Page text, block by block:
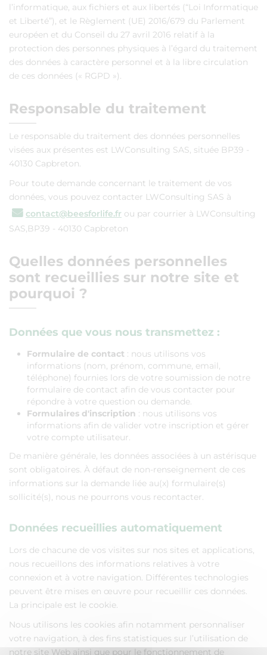
l’informatique, aux fichiers et aux libertés (“Loi Informatique
et Liberté”), et le Règlement (UE) 2016/679 du Parlement
européen et du Conseil du 27 avril 2016 relatif à la
protection des personnes physiques à l’égard du traitement
des données à caractère personnel et à la libre circulation
de ces données (« RGPD »).
Responsable du traitement
Le responsable du traitement des données personnelles
visées aux présentes est LWConsulting SAS, située BP39 -
40130 Capbreton.
Pour toute demande concernant le traitement de vos
données, vous pouvez contacter LWConsulting SAS à
contact@beesforlife.fr ou par courrier à LWConsulting
SAS,BP39 - 40130 Capbreton
Quelles données personnelles
sont recueillies sur notre site et
pourquoi ?
Données que vous nous transmettez :
Formulaire de contact : nous utilisons vos
informations (nom, prénom, commune, email,
téléphone) fournies lors de votre soumission de notre
formulaire de contact afin de vous contacter pour
répondre à votre question ou demande.
Formulaires d'inscription : nous utilisons vos
informations afin de valider votre inscription et gérer
votre compte utilisateur.
De manière générale, les données associées à un astérisque
sont obligatoires. À défaut de non-renseignement de ces
informations sur la demande liée au(x) formulaire(s)
sollicité(s), nous ne pourrons vous recontacter.
Données recueillies automatiquement
Lors de chacune de vos visites sur nos sites et applications,
nous recueillons des informations relatives à votre
connexion et à votre navigation. Différentes technologies
peuvent être mises en œuvre pour recueillir ces données.
La principale est le cookie.
Nous utilisons les cookies afin notamment personnaliser
votre navigation, à des fins statistiques sur l’utilisation de
notre site Web ainsi que pour le fonctionnement de